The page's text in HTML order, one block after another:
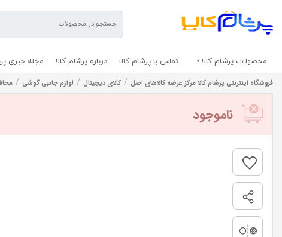
محصولات پرشام کالا تماس با پرشام کالا درباره پرشام کالا مجله خبری
فروشگاه اینترنتی پرشام کالا مرکز عرضه کالاهای اصل / کالای دیجیتال / لوازم جانبی گوشی /
ناموجود